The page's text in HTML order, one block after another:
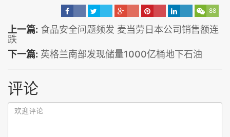
88
上一篇: 食品安全问题频发 麦当劳日本公司销售额连
跌
下一篇: 英格兰南部发现储量1000亿桶地下石油
评论